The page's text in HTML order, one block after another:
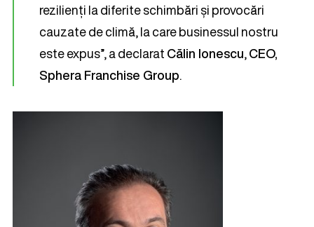
rezilienți la diferite schimbări și provocări
cauzate de climă, la care businessul nostru
este expus”, a declaratCălin Ionescu,CEO,
Sphera Franchise Group.